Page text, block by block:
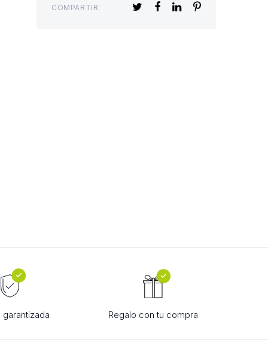
COMPARTIR:
garantizada Regalo con tu compra